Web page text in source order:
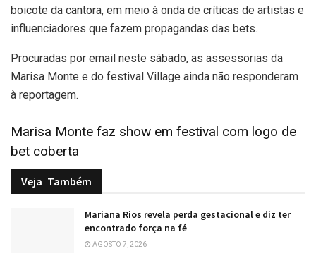
boicote da cantora, em meio à onda de críticas de artistas e
influenciadores que fazem propagandas das bets.
Procuradas por email neste sábado, as assessorias da
Marisa Monte e do festival Village ainda não responderam
à reportagem.
Marisa Monte faz show em festival com logo de
bet coberta
Veja Também
Mariana Rios revela perda gestacional e diz ter
encontrado força na fé
AGOSTO 7, 2026